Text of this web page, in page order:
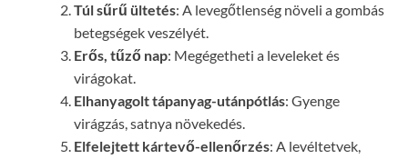
Túl sűrű ültetés: A levegőtlenség növeli a gombás
betegségek veszélyét.
Erős, tűző nap: Megégetheti a leveleket és
virágokat.
Elhanyagolt tápanyag-utánpótlás: Gyenge
virágzás, satnya növekedés.
Elfelejtett kártevő-ellenőrzés: A levéltetvek,